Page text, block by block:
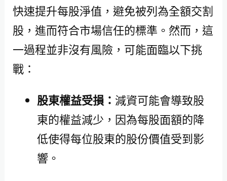
快速提升每股淨值，避免被列為全額交割
股，進而符合市場信任的標準。然而，這
一過程並非沒有風險，可能面臨以下挑
戰：
股東權益受損： 減資可能會導致股
東的權益減少，因為每股面額的降
低使得每位股東的股份價值受到影
響。